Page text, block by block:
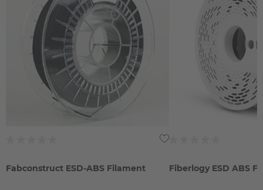
Fabconstruct ESD-ABS Filament Fiberlogy ESD ABS